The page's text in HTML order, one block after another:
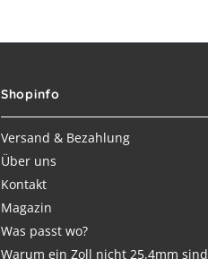
Shopinfo
Versand & Bezahlung
Über uns
Kontakt
Magazin
Was passt wo?
Warum ein Zoll nicht 25,4mm sind